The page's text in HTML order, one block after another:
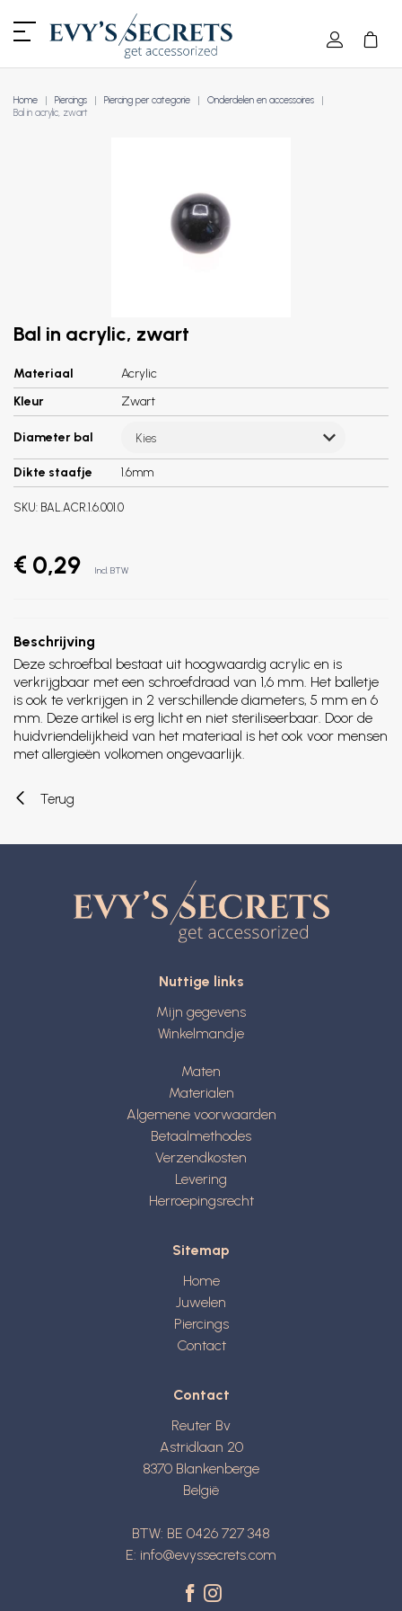
Home Piercings Piercing per categorie
Onderdelen en accessoires
Bal in acrylic, zwart
Bal in acrylic, zwart
Materiaal
Acrylic
Kleur
Zwart
Diameter bal Kies
Dikte staafje 1.6mm
SKU: BAL.ACR.1.6.001.0
€ 0,29 Incl. BTW
Beschrijving
Deze schroefbal bestaat uit hoogwaardig acrylic en is
verkrijgbaar met een schroefdraad van 1,6 mm. Het balletje
is ook te verkrijgen in 2 verschillende diameters, 5 mm en 6
mm. Deze artikel is erg licht en niet steriliseerbaar. Door de
huidvriendelijkheid van het materiaal is het ook voor mensen
met allergieën volkomen ongevaarlijk.
Terug
Nuttige links
Mijn gegevens
Winkelmandje
Maten
Materialen
Algemene voorwaarden
Betaalmethodes
Verzendkosten
Levering
Herroepingsrecht
Sitemap
Home
Juwelen
Piercings
Contact
Contact
Reuter Bv
Astridlaan 20
8370 Blankenberge
België
BTW: BE 0426 727 348
E: info@evyssecrets.com